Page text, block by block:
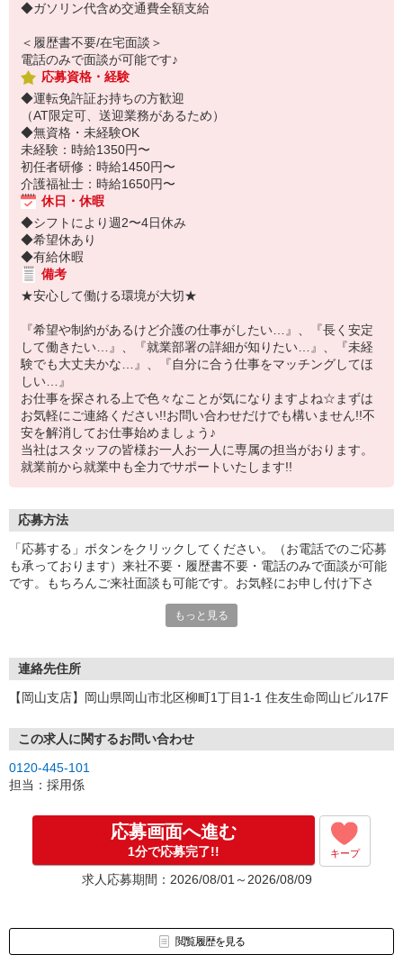
◆ガソリン代含め交通費全額支給
＜履歴書不要/在宅面談＞
電話のみで面談が可能です♪
応募資格・経験
◆運転免許証お持ちの方歓迎
（AT限定可、送迎業務があるため）
◆無資格・未経験OK
未経験：時給1350円〜
初任者研修：時給1450円〜
介護福祉士：時給1650円〜
休日・休暇
◆シフトにより週2〜4日休み
◆希望休あり
◆有給休暇
備考
★安心して働ける環境が大切★
『希望や制約があるけど介護の仕事がしたい…』、『長く安定
して働きたい…』、『就業部署の詳細が知りたい…』、『未経
験でも大丈夫かな…』、『自分に合う仕事をマッチングしてほ
しい…』
お仕事を探される上で色々なことが気になりますよね☆まずは
お気軽にご連絡ください!!お問い合わせだけでも構いません!!不
安を解消してお仕事始めましょう♪
当社はスタッフの皆様お一人お一人に専属の担当がおります。
就業前から就業中も全力でサポートいたします!!
応募方法
「応募する」ボタンをクリックしてください。（お電話でのご応募
も承っております）来社不要・履歴書不要・電話のみで面談が可能
です。もちろんご来社面談も可能です。お気軽にお申し付け下さ
もっと見る
連絡先住所
【岡山支店】岡山県岡山市北区柳町1丁目1-1 住友生命岡山ビル17F
この求人に関するお問い合わせ
0120-445-101
担当：採用係
応募画面へ進む
1分で応募完了!! キープ
求人応募期間：2026/08/01～2026/08/09
閲覧履歴を見る